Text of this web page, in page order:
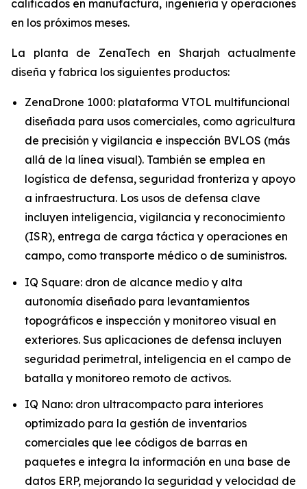
calificados en manufactura, ingeniería y operaciones
en los próximos meses.
La planta de ZenaTech en Sharjah actualmente
diseña y fabrica los siguientes productos:
ZenaDrone 1000: plataforma VTOL multifuncional
diseñada para usos comerciales, como agricultura
de precisión y vigilancia e inspección BVLOS (más
allá de la línea visual). También se emplea en
logística de defensa, seguridad fronteriza y apoyo
a infraestructura. Los usos de defensa clave
incluyen inteligencia, vigilancia y reconocimiento
(ISR), entrega de carga táctica y operaciones en
campo, como transporte médico o de suministros.
IQ Square: dron de alcance medio y alta
autonomía diseñado para levantamientos
topográficos e inspección y monitoreo visual en
exteriores. Sus aplicaciones de defensa incluyen
seguridad perimetral, inteligencia en el campo de
batalla y monitoreo remoto de activos.
IQ Nano: dron ultracompacto para interiores
optimizado para la gestión de inventarios
comerciales que lee códigos de barras en
paquetes e integra la información en una base de
datos ERP, mejorando la seguridad y velocidad de